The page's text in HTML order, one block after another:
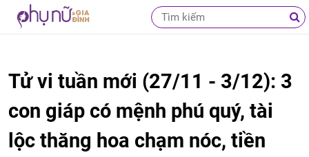
Tử vi tuần mới (27/11 - 3/12): 3
con giáp có mệnh phú quý, tài
lộc thăng hoa chạm nóc, tiền